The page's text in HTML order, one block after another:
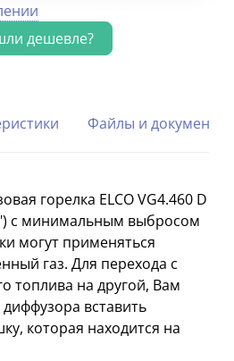
Файлы и документы
горелка ELCO VG4.460 D
с минимальным выбросом
могут применяться
газ. Для перехода с
топлива на другой, Вам
вставить
которая находится на